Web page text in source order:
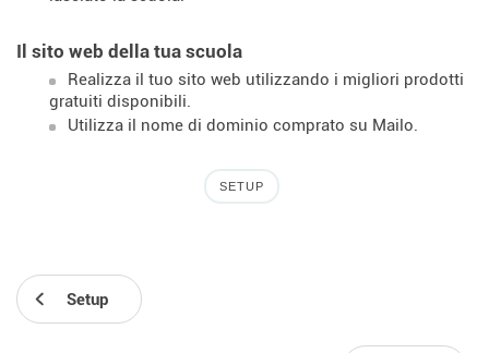
Il sito web della tua scuola
Realizza il tuo sito web utilizzando i migliori prodotti
gratuiti disponibili.
Utilizza il nome di dominio comprato su Mailo.
SETUP
Setup